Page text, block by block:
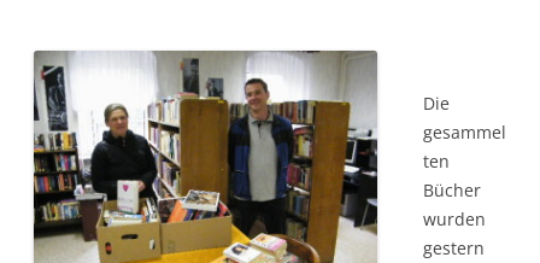
Die
gesammel
ten
Bücher
wurden
gestern